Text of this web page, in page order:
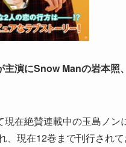
演にSnow Manの岩本
現在絶賛連載中の玉島ノ
、現在12巻まで刊行され